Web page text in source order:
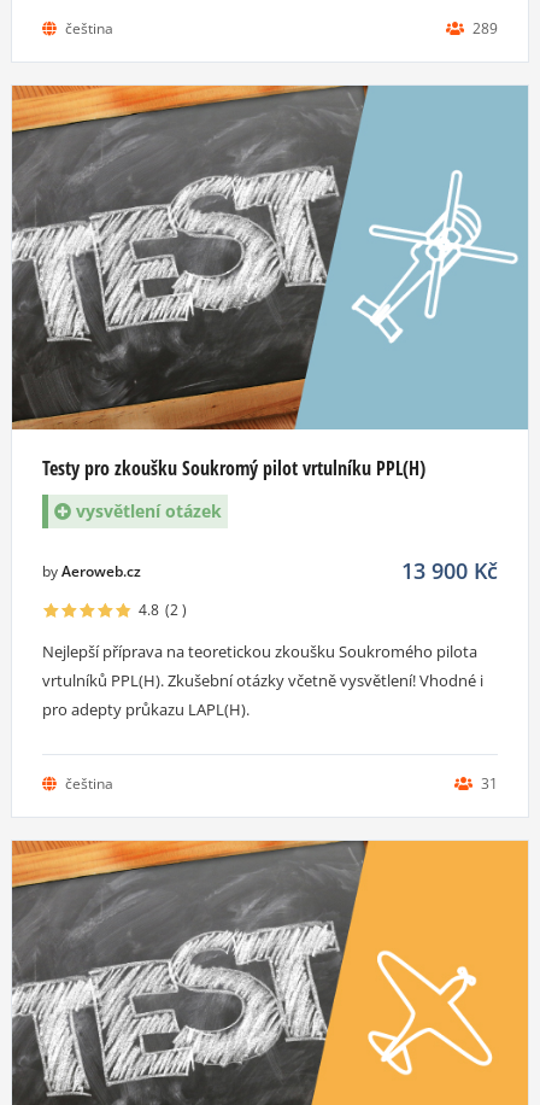
čeština 289
Testy pro zkoušku Soukromý pilot vrtulníku PPL(H)
vysvětlení otázek
byAeroweb.cz 13 900 Kč
4.8 (2)
Nejlepší příprava na teoretickou zkoušku Soukromého pilota
vrtulníků PPL(H). Zkušební otázky včetně vysvětlení! Vhodné i
pro adepty průkazu LAPL(H).
čeština 31